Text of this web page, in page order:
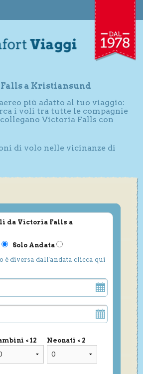
a Kristiansund
più adatto al tuo viaggio:
i voli tra tutte le compagnie
Victoria Falls con
di volo nelle vicinanze di
da Victoria Falls a
Solo Andata
è diversa dall'andata clicca qui
< 12 Neonati < 2